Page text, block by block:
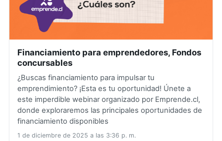
Financiamiento para emprendedores, Fondos
concursables
¿Buscas financiamiento para impulsar tu
emprendimiento? ¡Esta es tu oportunidad! Únete a
este imperdible webinar organizado por Emprende.cl,
donde exploraremos las principales oportunidades de
financiamiento disponibles
1 de diciembre de 2025 a las 3:36 p. m.